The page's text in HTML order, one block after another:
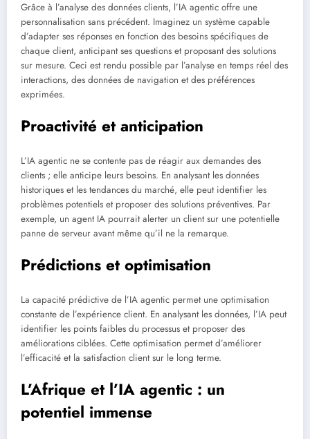
Grâce à l’analyse des données clients, l’IA agentic offre une
personnalisation sans précédent. Imaginez un système capable
d’adapter ses réponses en fonction des besoins spécifiques de
chaque client, anticipant ses questions et proposant des solutions
sur mesure. Ceci est rendu possible par l’analyse en temps réel des
interactions, des données de navigation et des préférences
exprimées.
Proactivité et anticipation
L’IA agentic ne se contente pas de réagir aux demandes des
clients ; elle anticipe leurs besoins. En analysant les données
historiques et les tendances du marché, elle peut identifier les
problèmes potentiels et proposer des solutions préventives. Par
exemple, un agent IA pourrait alerter un client sur une potentielle
panne de serveur avant même qu’il ne la remarque.
Prédictions et optimisation
La capacité prédictive de l’IA agentic permet une optimisation
constante de l’expérience client. En analysant les données, l’IA peut
identifier les points faibles du processus et proposer des
améliorations ciblées. Cette optimisation permet d’améliorer
l’efficacité et la satisfaction client sur le long terme.
L’Afrique et l’IA agentic : un
potentiel immense